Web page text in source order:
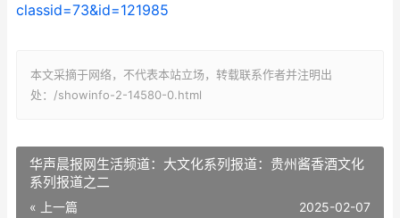
classid=73&id=121985
本文采摘于网络，不代表本站立场，转载联系作者并注明出
处：/showinfo-2-14580-0.html
华声晨报网生活频道：大文化系列报道：贵州酱香酒文化
系列报道之二
« 上一篇 2025-02-07